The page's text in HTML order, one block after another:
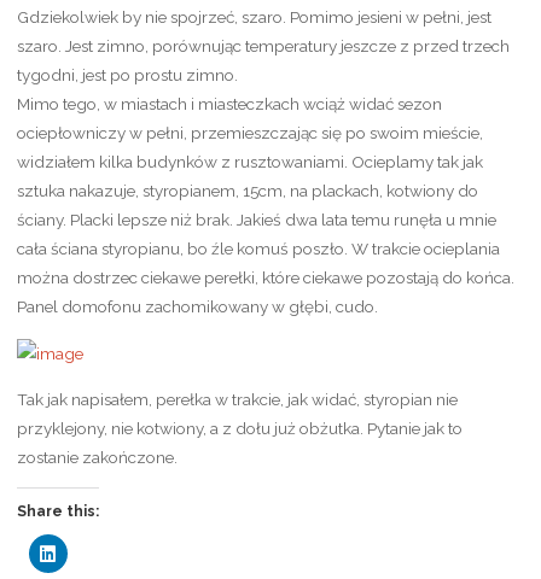
Gdziekolwiek by nie spojrzeć, szaro. Pomimo jesieni w pełni, jest
szaro. Jest zimno, porównując temperatury jeszcze z przed trzech
tygodni, jest po prostu zimno.
Mimo tego, w miastach i miasteczkach wciąż widać sezon
ociepłowniczy w pełni, przemieszczając się po swoim mieście,
widziałem kilka budynków z rusztowaniami. Ocieplamy tak jak
sztuka nakazuje, styropianem, 15cm, na plackach, kotwiony do
ściany. Placki lepsze niż brak. Jakieś dwa lata temu runęła u mnie
cała ściana styropianu, bo źle komuś poszło. W trakcie ocieplania
można dostrzec ciekawe perełki, które ciekawe pozostają do końca.
Panel domofonu zachomikowany w głębi, cudo.
Tak jak napisałem, perełka w trakcie, jak widać, styropian nie
przyklejony, nie kotwiony, a z dołu już obżutka. Pytanie jak to
zostanie zakończone.
Share this:
C
l